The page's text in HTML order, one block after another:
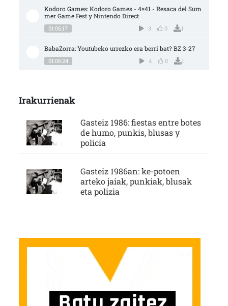
Kodoro Games: Kodoro Games - 4×41 - Resaca del Sum
mer Game Fest y Nintendo Direct
01:06:17 3 0 1
BabaZorra: Youtubeko urrezko era berri bat? BZ 3-27
01:06:24 4 0 1
Irakurrienak
Gasteiz 1986: fiestas entre botes
de humo, punkis, blusas y
policía
Gasteiz 1986an: ke-potoen
arteko jaiak, punkiak, blusak
eta polizia